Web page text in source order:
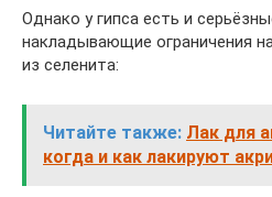
Однако у гипса есть и
накладывающие ограничения
из селенита:
Читайте также: Лак для
когда и как лакируют